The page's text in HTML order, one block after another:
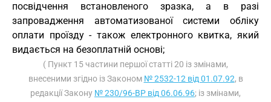
посвідчення встановленого зразка, а в разі
запровадження автоматизованої системи обліку
оплати проїзду - також електронного квитка, який
видається на безоплатній основі;
( Пункт 15 частини першої статті 20 із змінами,
внесеними згідно із Законом № 2532-12 від 01.07.92, в
редакції Закону № 230/96-ВР від 06.06.96; із змінами,